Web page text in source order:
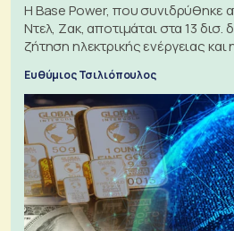
Η Base Power, που συνιδρύθηκε
Ντελ, Ζακ, αποτιμάται στα 13
ζήτηση ηλεκτρικής ενέργειας
μπαταριών αυξάνονται
Ευθύμιος Τσιλιόπουλος